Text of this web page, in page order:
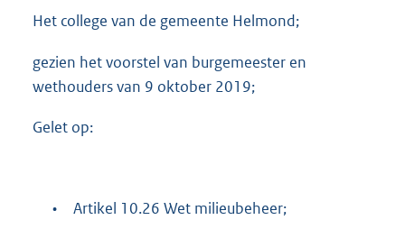
Het college van de gemeente Helmond;
gezien het voorstel van burgemeester en
wethouders van 9 oktober 2019;
Gelet op:
• Artikel 10.26 Wet milieubeheer;